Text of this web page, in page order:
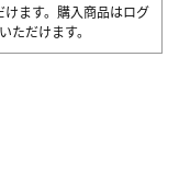
ます。購入商品はログ
ただけます。